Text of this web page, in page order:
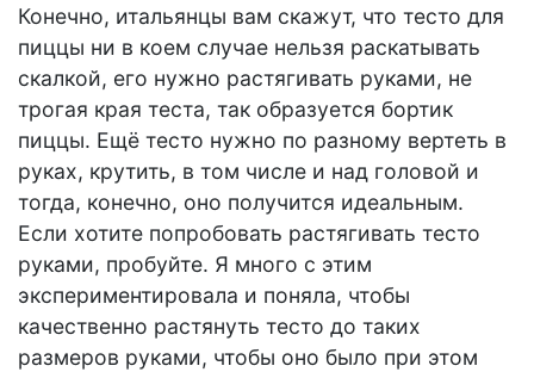
Конечно, итальянцы вам скажут, что тесто для
пиццы ни в коем случае нельзя раскатывать
скалкой, его нужно растягивать руками, не
трогая края теста, так образуется бортик
пиццы. Ещё тесто нужно по разному вертеть в
руках, крутить, в том числе и над головой и
тогда, конечно, оно получится идеальным.
Если хотите попробовать растягивать тесто
руками, пробуйте. Я много с этим
экспериментировала и поняла, чтобы
качественно растянуть тесто до таких
размеров руками, чтобы оно было при этом